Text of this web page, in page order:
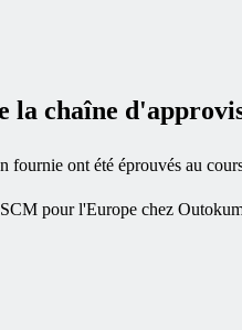
la chaîne
ont été éprouvés au
pour l'Europe chez